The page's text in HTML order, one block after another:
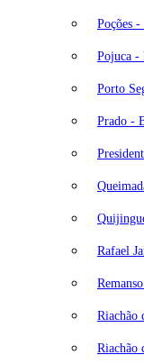
Poções
Pojuca -
Porto
Prado -
Rafael
Riachão
Riachão